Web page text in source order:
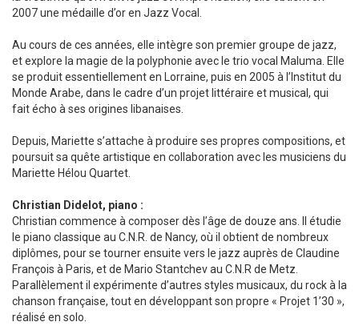
2007 une médaille d’or en Jazz Vocal.
Au cours de ces années, elle intègre son premier groupe de jazz,
et explore la magie de la polyphonie avec le trio vocal Maluma. Elle
se produit essentiellement en Lorraine, puis en 2005 à l’Institut du
Monde Arabe, dans le cadre d’un projet littéraire et musical, qui
fait écho à ses origines libanaises.
Depuis, Mariette s’attache à produire ses propres compositions, et
poursuit sa quête artistique en collaboration avec les musiciens du
Mariette Hélou Quartet.
Christian Didelot, piano :
Christian commence à composer dès l’âge de douze ans. Il étudie
le piano classique au C.N.R. de Nancy, où il obtient de nombreux
diplômes, pour se tourner ensuite vers le jazz auprès de Claudine
François à Paris, et de Mario Stantchev au C.N.R de Metz.
Parallèlement il expérimente d’autres styles musicaux, du rock à la
chanson française, tout en développant son propre « Projet 1’30 »,
réalisé en solo.